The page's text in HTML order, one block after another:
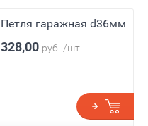
Петля гаражная d36мм
328,00 руб. /шт